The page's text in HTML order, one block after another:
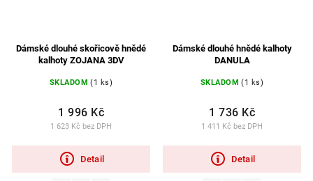
Dámské dlouhé skořicově hnědé
kalhoty ZOJANA 3DV
SKLADOM (1 ks)
1 623 Kč bez DPH
1 996 Kč
Detail
Dámské dlouhé hnědé kalhoty
DANULA
SKLADOM (1 ks)
1 411 Kč bez DPH
1 736 Kč
Detail